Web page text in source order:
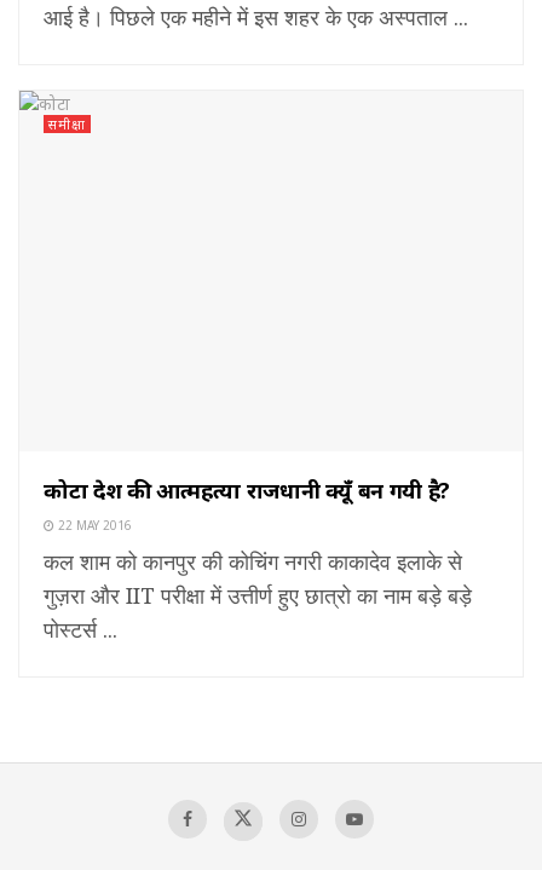
आई है। पिछले एक महीने में इस शहर के एक अस्पताल ...
समीक्षा
कोटा देश की आत्महत्या राजधानी क्यूँ बन गयी है?
22 MAY 2016
कल शाम को कानपुर की कोचिंग नगरी काकादेव इलाके से
गुज़रा और IIT परीक्षा में उत्तीर्ण हुए छात्रो का नाम बड़े बड़े
पोस्टर्स ...